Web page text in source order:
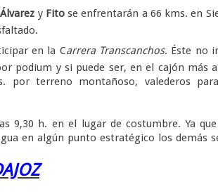
y Fitose enfrentarán a 66 kms. en
en la Carrera Transcanchos. Éste no
podium y si puede ser, en el cajón más
por terreno montañoso, valederos
h. en el lugar de costumbre. Ya
en algún punto estratégico los demás